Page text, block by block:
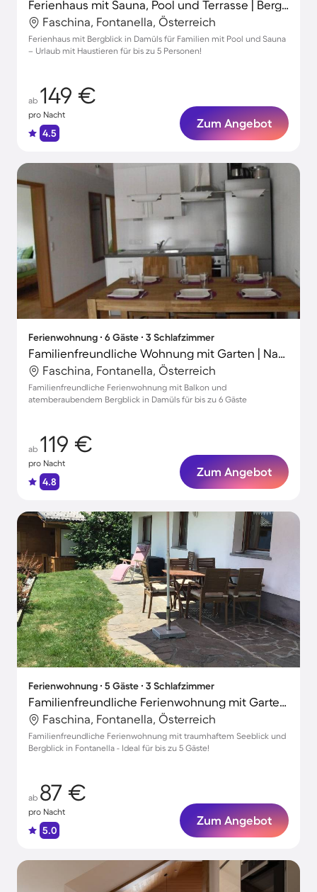
Ferienhaus mit Sauna, Pool und Terrasse | Bergblick
Faschina, Fontanella, Österreich
Ferienhaus mit Bergblick in Damüls für Familien mit Pool und Sauna
– Urlaub mit Haustieren für bis zu 5 Personen!
ab 149 €
pro Nacht
4.5
Zum Angebot
Ferienwohnung ∙ 6 Gäste ∙ 3 Schlafzimmer
Familienfreundliche Wohnung mit Garten | Naturblick | Skifahren in der Nähe
Faschina, Fontanella, Österreich
Familienfreundliche Ferienwohnung mit Balkon und
atemberaubendem Bergblick in Damüls für bis zu 6 Gäste
ab 119 €
pro Nacht
4.8
Zum Angebot
Ferienwohnung ∙ 5 Gäste ∙ 3 Schlafzimmer
Familienfreundliche Ferienwohnung mit Garten, Sauna und Terrasse | Bergblick
Faschina, Fontanella, Österreich
Familienfreundliche Ferienwohnung mit traumhaftem Seeblick und
Bergblick in Fontanella - Ideal für bis zu 5 Gäste!
ab 87 €
pro Nacht
5.0
Zum Angebot